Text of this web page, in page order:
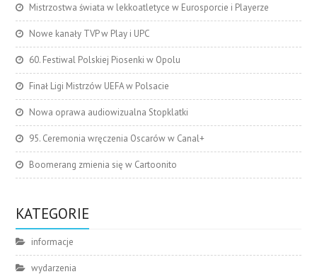
Mistrzostwa świata w lekkoatletyce w Eurosporcie i Playerze
Nowe kanały TVP w Play i UPC
60. Festiwal Polskiej Piosenki w Opolu
Finał Ligi Mistrzów UEFA w Polsacie
Nowa oprawa audiowizualna Stopklatki
95. Ceremonia wręczenia Oscarów w Canal+
Boomerang zmienia się w Cartoonito
KATEGORIE
informacje
wydarzenia